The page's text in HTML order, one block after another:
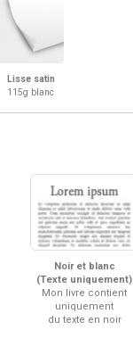
Lisse satin
115g blanc
Noir et blanc
(Texte uniquement)
Mon livre contient
uniquement
du texte en noir